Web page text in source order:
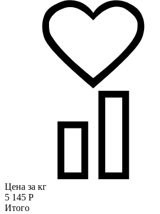
Цена за кг
5 145 Р
Итого